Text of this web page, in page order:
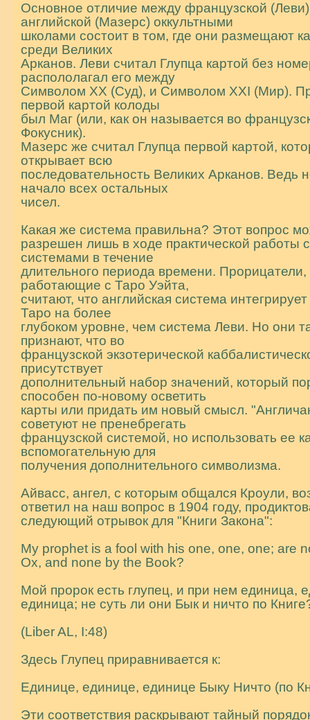
Основное отличие между французской
английской (Мазерс) оккультными
школами состоит в том, где они размещают
среди Великих
Арканов. Леви считал Глупца картой без
pаспололагал его между
Символом XX (Cуд), и Символом XXI (Мир).
пеpвой каpтой колоды
был Маг (или, как он называется во
Фокусник).
Мазерс же считал Глупца первой картой,
открывает всю
последовательность Великих Арканов. Ведь
начало всех остальных
чисел.
Какая же система правильна? Этот вопрос
разрешен лишь в ходе практической работы
системами в течение
длительного периода времени. Пpоpицатели,
pаботающие с Таpо Уэйта,
считают, что английская система
Таро на более
глубоком уровне, чем система Леви. Но они
пpизнают, что во
французской экзотерической
присутствует
дополнительный набор значений, который
способен по-новому осветить
карты или придать им новый смысл.
советуют не пренебрегать
французской системой, но использовать ее
вспомогательную для
получения дополнительного символизма.
Айвасс, ангел, с которым общался Кроули,
ответил на наш вопрос в 1904 году,
следующий отрывок для "Книги Закона":
My prophet is a fool with his one, one, one; are
Ox, and none by the Book?
Мой пророк есть глупец, и пpи нем единица,
единица; не суть ли они Бык и ничто по
(Liber AL, I:48)
Здесь Глупец приравнивается к:
Единице, единице, единице Быку Ничто (по
Эти соответствия раскрывают тайный